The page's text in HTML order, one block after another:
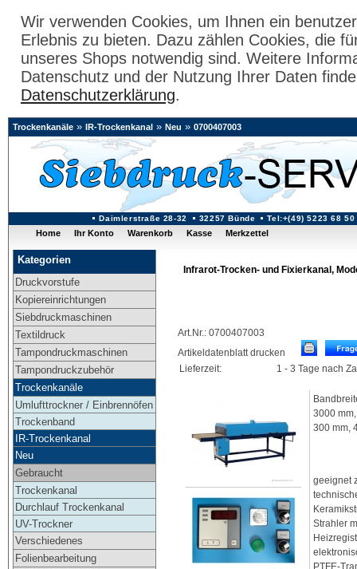
Wir verwenden Cookies, um Ihnen ein
Erlebnis zu bieten. Dazu zählen Cookies, die
unseres Shops notwendig sind. Weitere
Datenschutz und der Nutzung Ihrer Daten
Datenschutzerklärung.
Daimlerstraße 28-32 32257 Bünde Tel:+(49) 5223 68 50
Trockenkanäle » IR-Trockenkanal » Neu » 0700407003
Home Ihr Konto Warenkorb Kasse Merkzettel
Kategorien
Druckvorstufe
Kopiereinrichtungen
Siebdruckmaschinen
Textildruck
Tampondruckmaschinen
Tampondruckzubehör
Trockenkanäle
Umlufttrockner / Einbrennöfen
Trockenband
IR-Trockenkanal
Neu
Gebraucht
Trockenkanal
Durchlauf Trockenkanal
UV-Trockner
Verschiedenes
Folienbearbeitung
Infrarot-Trocken- und Fixierkanal,
Art.Nr.: 0700407003
Artikeldatenblatt drucken
Lieferzeit:
1 - 3 Tage nach
3000
300 mm,
geeignet
Strahler